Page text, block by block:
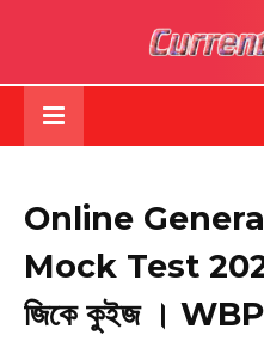
Online
Mock Test 2022
জিকে কুইজ ।